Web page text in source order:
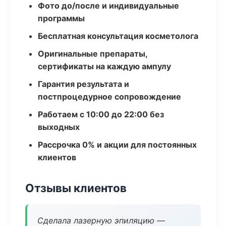
Фото до/после и индивидуальные
программы
Бесплатная консультация косметолога
Оригинальные препараты,
сертификаты на каждую ампулу
Гарантия результата и
постпроцедурное сопровождение
Работаем с 10:00 до 22:00 без
выходных
Рассрочка 0% и акции для постоянных
клиентов
Отзывы клиентов
Сделала лазерную эпиляцию —